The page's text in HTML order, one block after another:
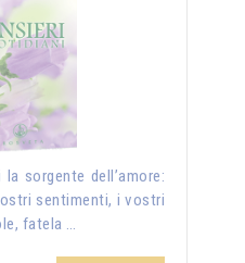
sorgente dell’amore:
sentimenti, i vostri
fatela …